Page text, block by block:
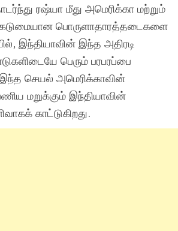
ரஷ்யா மீது அமெரிக்கா மற்றும்
கடுமையான பொருளாதாரத்தடைகளை
இந்தியாவின் இந்த அதிரடி
பெரும் பரபரப்பை
இந்த செயல் அமெரிக்காவின்
மறுக்கும் இந்தியாவின்
காட்டுகிறது.